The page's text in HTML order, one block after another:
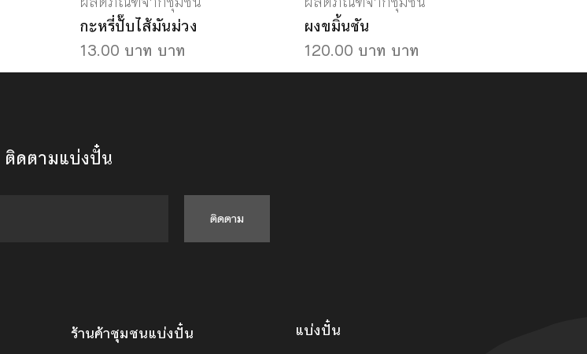
กะหรี่ปั๊บไส้มันม่วง
13.00 บาท บาท
ผงขมิ้นชัน
120.00 บาท บาท
ติดตามแบ่งปั๋น
ติดตาม
ร้านค้าชุมชนแบ่งปั๋น
แบ่งปั๋น